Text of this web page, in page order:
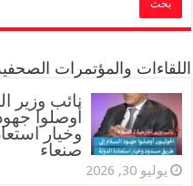
اللقاءات والمؤتمرات
‏نائب وزير
أوصلوا
وخيار
صنعاء
يوليو 30, 2026